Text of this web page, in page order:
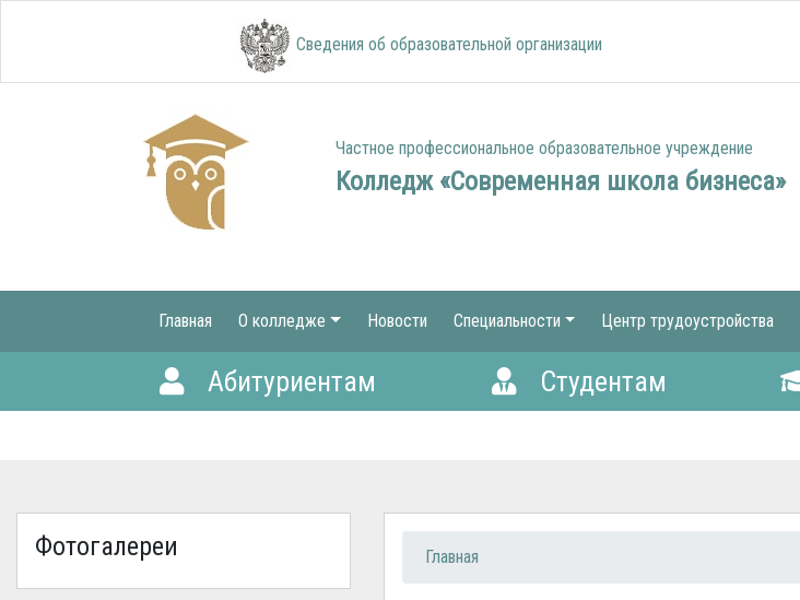
Сведения об образовательной организации
Частное профессиональное образовательное учреждение
Колледж «Современная школа бизнеса»
Главная О колледже Новости Специальности Центр трудоустройства
Абитуриентам Студентам
Фотогалереи Вы здесь
Главная